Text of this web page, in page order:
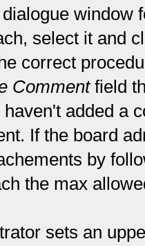
window
select it and
correct
Commentfield
added a
If the board
by
the max
sets an